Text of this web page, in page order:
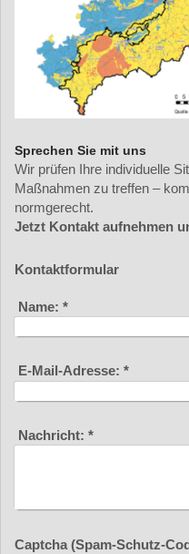
Sprechen Sie mit uns
Wir prüfen Ihre individuelle
Maßnahmen zu treffen –
normgerecht.
Jetzt Kontakt aufnehmen
Kontaktformular
Name: *
E-Mail-Adresse: *
Nachricht: *